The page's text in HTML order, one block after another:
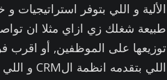
الألية و اللي بتوفر
طبيعة شغلك زي ازاي مثلا ان
توزيعها على الموظفين, أو اقرب
اللي بتقدمه انظمة الCRM و اللي بيوفر اعلى انتاجية للشركات و الاعمال